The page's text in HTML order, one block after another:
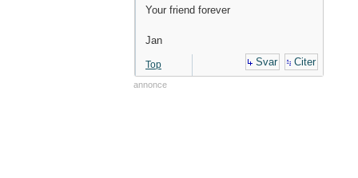
Your friend forever
Jan
Top Svar Citer
annonce